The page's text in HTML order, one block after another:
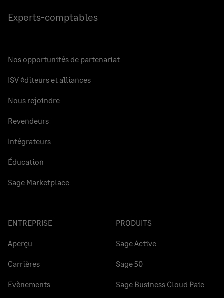
Experts-comptables
Nos opportunités de partenariat
ISV éditeurs et alliances
Nous rejoindre
Revendeurs
Intégrateurs
Éducation
Sage Marketplace
ENTREPRISE
Aperçu
Carrières
Evènements
PRODUITS
Sage Active
Sage 50
Sage Business Cloud Paie